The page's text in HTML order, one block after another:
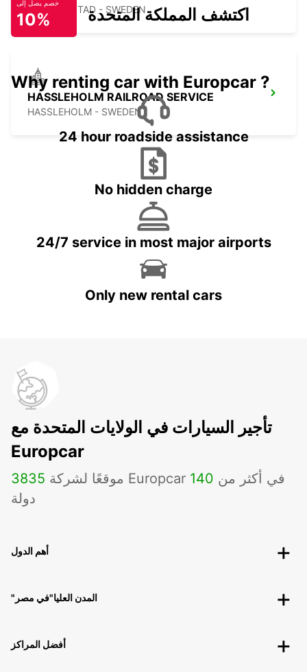
KRISTIANSTAD - SWEDEN
HASSLEHOLM RAILROAD SERVICE
HASSLEHOLM - SWEDEN
خصم يصل إلى
10% اكتشف المملكة المتحدة
Why renting car with Europcar ?
24 hour roadside assistance
No hidden charge
24/7 service in most major airports
Only new rental cars
تأجير السيارات في الولايات المتحدة مع
Europcar
3835 موقعًا لشركة Europcar في أكثر من 140
دولة
أهم الدول
"المدن العليا"في مصر
أفضل المراكز